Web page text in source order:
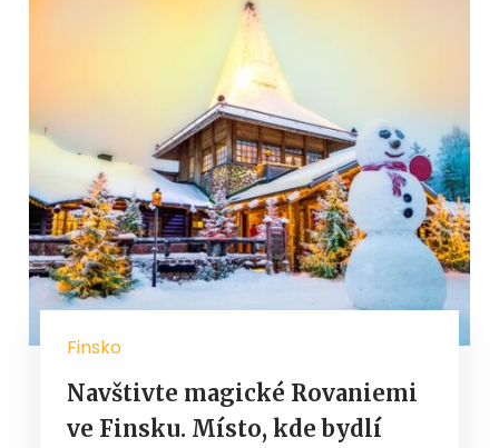
Finsko
Navštivte magické Rovaniemi
ve Finsku. Místo, kde bydlí